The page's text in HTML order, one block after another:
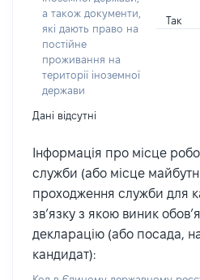
а також документи,
які дають право на
постійне
проживання на
території іноземної
держави
Так
Дані відсутні
Інформація про місце
служби (або місце
проходження служби для
зв’язку з якою виник
декларацію (або посада,
кандидат):